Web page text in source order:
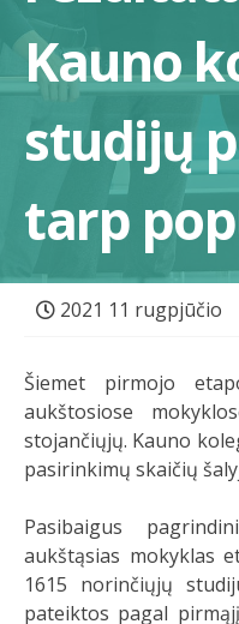
Kauno
studijų
tarp
2021 11 rugpjūčio
Šiemet pirmojo
aukštosiose
stojančiųjų. Kauno
pasirinkimų skaičių
Pasibaigus
aukštąsias mokyklas
1615 norinčiųjų
pateiktos pagal